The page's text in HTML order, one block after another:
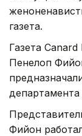
газета.
Газета
Пенелоп
Фийон